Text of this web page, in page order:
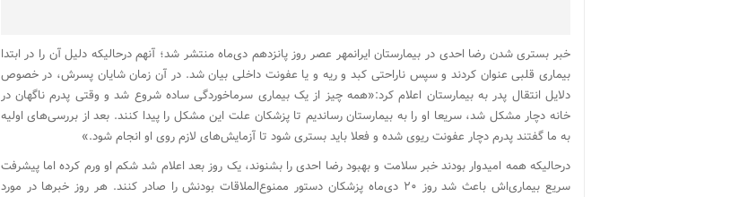
خبر بستری شدن رضا احدی در بیمارستان ایرانمهر عصر روز پانزدهم دی‌ماه منتشر شد؛ آنهم درحالیکه دلیل آن را در ابتدا
بیماری قلبی عنوان کردند و سپس ناراحتی کبد و ریه و یا عفونت داخلی بیان شد. در آن زمان شایان پسرش، در خصوص
دلایل انتقال پدر به بیمارستان اعلام کرد:«همه چیز از یک بیماری سرماخوردگی ساده شروع شد و وقتی پدرم ناگهان در
خانه دچار مشکل شد، سریعا او را به بیمارستان رساندیم تا پزشکان علت این مشکل را پیدا کنند. بعد از بررسی‌های اولیه
به ما گفتند پدرم دچار عفونت ریوی شده و فعلا باید بستری شود تا آزمایش‌های لازم روی او انجام شود.»
درحالیکه همه امیدوار بودند خبر سلامت و بهبود رضا احدی را بشنوند، یک روز بعد اعلام شد شکم او ورم کرده اما پیشرفت
سریع بیماری‌اش باعث شد روز ۲۰ دی‌ماه پزشکان دستور ممنوع‌الملاقات بودنش را صادر کنند. هر روز خبرها در مورد